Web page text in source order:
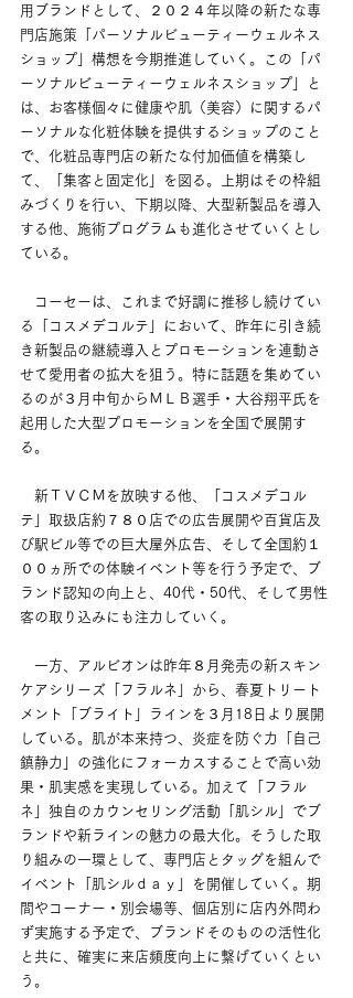
用ブランドとして、２０２４年以降の新たな専
門店施策「パーソナルビューティーウェルネス
ショップ」構想を今期推進していく。この「パ
ーソナルビューティーウェルネスショップ」と
は、お客様個々に健康や肌（美容）に関するパ
ーソナルな化粧体験を提供するショップのこと
で、化粧品専門店の新たな付加価値を構築し
て、「集客と固定化」を図る。上期はその枠組
みづくりを行い、下期以降、大型新製品を導入
する他、施術プログラムも進化させていくとし
ている。
コーセーは、これまで好調に推移し続けてい
る「コスメデコルテ」において、昨年に引き続
き新製品の継続導入とプロモーションを連動さ
せて愛用者の拡大を狙う。特に話題を集めてい
るのが３月中旬からＭＬＢ選手・大谷翔平氏を
起用した大型プロモーションを全国で展開す
る。
新ＴＶＣＭを放映する他、「コスメデコル
テ」取扱店約７８０店での広告展開や百貨店及
び駅ビル等での巨大屋外広告、そして全国約１
００ヵ所での体験イベント等を行う予定で、ブ
ランド認知の向上と、40代・50代、そして男性
客の取り込みにも注力していく。
一方、アルビオンは昨年８月発売の新スキン
ケアシリーズ「フラルネ」から、春夏トリート
メント「ブライト」ラインを３月18日より展開
している。肌が本来持つ、炎症を防ぐ力「自己
鎮静力」の強化にフォーカスすることで高い効
果・肌実感を実現している。加えて「フラル
ネ」独自のカウンセリング活動「肌シル」でブ
ランドや新ラインの魅力の最大化。そうした取
り組みの一環として、専門店とタッグを組んで
イベント「肌シルｄａｙ」を開催していく。期
間やコーナー・別会場等、個店別に店内外問わ
ず実施する予定で、ブランドそのものの活性化
と共に、確実に来店頻度向上に繋げていくとい
う。